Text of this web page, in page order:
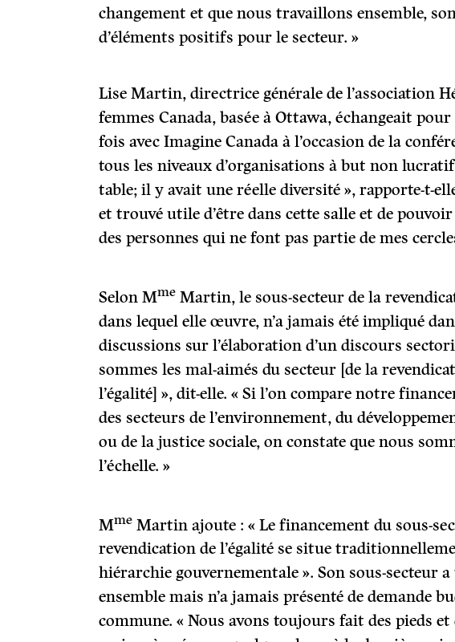
changement et que nous travaillons ensemble,
d’éléments positifs pour le secteur. »
Lise Martin, directrice générale de l’association
femmes Canada, basée à Ottawa, échangeait
fois avec Imagine Canada à l’occasion de la
tous les niveaux d’organisations à but non
table; il y avait une réelle diversité », rapporte-t-
et trouvé utile d’être dans cette salle et de
des personnes qui ne font pas partie de mes
Selon Mme Martin, le sous-secteur de la
dans lequel elle œuvre, n’a jamais été impliqué
discussions sur l’élaboration d’un discours
sommes les mal-aimés du secteur [de la
l’égalité] », dit-elle. « Si l’on compare notre
des secteurs de l’environnement, du
ou de la justice sociale, on constate que nous
l’échelle. »
Mme Martin ajoute : « Le financement du sous-
revendication de l’égalité se situe
hiérarchie gouvernementale ». Son sous-secteur
ensemble mais n’a jamais présenté de demande
commune. « Nous avons toujours fait des pieds